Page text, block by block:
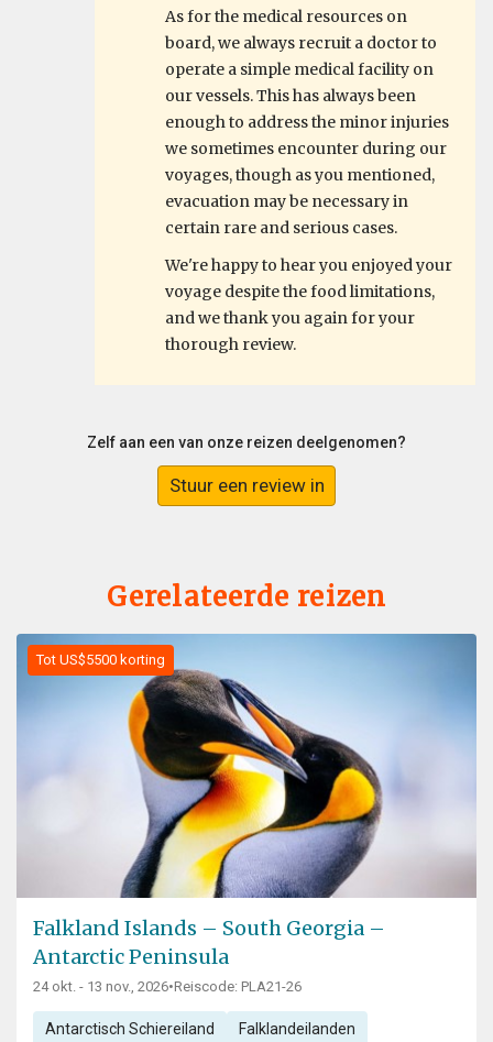
As for the medical resources on
board, we always recruit a doctor to
operate a simple medical facility on
our vessels. This has always been
enough to address the minor injuries
we sometimes encounter during our
voyages, though as you mentioned,
evacuation may be necessary in
certain rare and serious cases.
We're happy to hear you enjoyed your
voyage despite the food limitations,
and we thank you again for your
thorough review.
Zelf aan een van onze reizen deelgenomen?
Stuur een review in
Gerelateerde reizen
Tot US$5500 korting
Falkland Islands – South Georgia –
Antarctic Peninsula
24 okt. - 13 nov., 2026•Reiscode: PLA21-26
Antarctisch Schiereiland Falklandeilanden